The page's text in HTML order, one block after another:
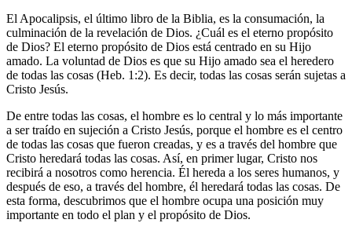
El Apocalipsis, el último libro de la Biblia, es la consumación, la
culminación de la revelación de Dios. ¿Cuál es el eterno propósito
de Dios? El eterno propósito de Dios está centrado en su Hijo
amado. La voluntad de Dios es que su Hijo amado sea el heredero
de todas las cosas (Heb. 1:2). Es decir, todas las cosas serán sujetas a
Cristo Jesús.
De entre todas las cosas, el hombre es lo central y lo más importante
a ser traído en sujeción a Cristo Jesús, porque el hombre es el centro
de todas las cosas que fueron creadas, y es a través del hombre que
Cristo heredará todas las cosas. Así, en primer lugar, Cristo nos
recibirá a nosotros como herencia. Él hereda a los seres humanos, y
después de eso, a través del hombre, él heredará todas las cosas. De
esta forma, descubrimos que el hombre ocupa una posición muy
importante en todo el plan y el propósito de Dios.